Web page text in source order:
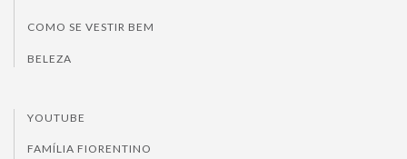
COMO SE VESTIR BEM
BELEZA
YOUTUBE
FAMÍLIA FIORENTINO